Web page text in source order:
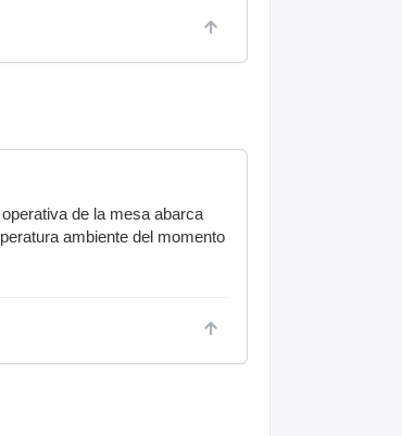
de la mesa abarca
ambiente del momento